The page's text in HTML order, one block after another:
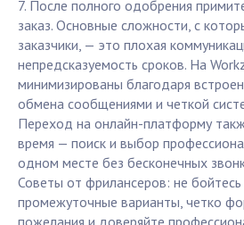
7. После полного одобрения
заказ. Основные сложности, с
заказчики, — это плохая
непредсказуемость сроков. На
минимизированы благодаря
обмена сообщениями и четкой
Переход на онлайн-платформу
время — поиск и выбор
одном месте без бесконечных
Советы от фрилансеров: не бойтесь
промежуточные варианты, четко